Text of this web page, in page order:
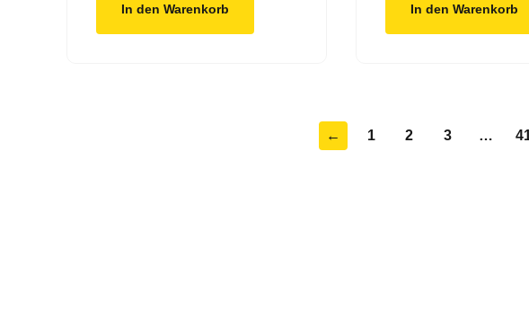
100,00 €
In den Warenkorb
13,00 €
In den Warenkorb
← 1 2 3 …